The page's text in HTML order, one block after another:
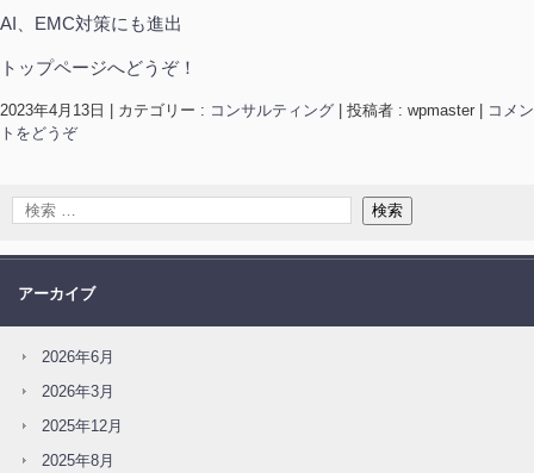
AI、EMC対策にも進出
トップページへどうぞ！
2023年4月13日 | カテゴリー : コンサルティング | 投稿者 : wpmaster | コメン
トをどうぞ
アーカイブ
2026年6月
2026年3月
2025年12月
2025年8月